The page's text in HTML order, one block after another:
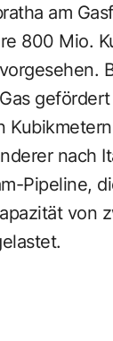
am
800 Mio.
nach
Pipeline,
von